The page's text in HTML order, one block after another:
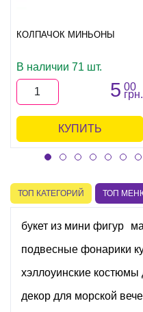
КОЛПАЧОК МИНЬОНЫ
В наличии 71 шт.
5 00
грн.
КУПИТЬ
ТОП КАТЕГОРИЙ ТОП
букет из мини фигур
подвесные фонарики
хэллоуинские костюмы
декор для морской